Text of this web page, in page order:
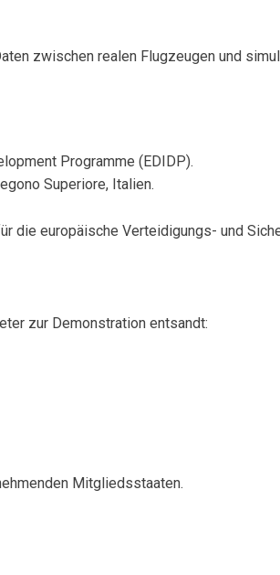
zwischen realen Flugzeugen und
Programme (EDIDP).
Superiore, Italien.
die europäische Verteidigungs- und
zur Demonstration entsandt:
Mitgliedsstaaten.